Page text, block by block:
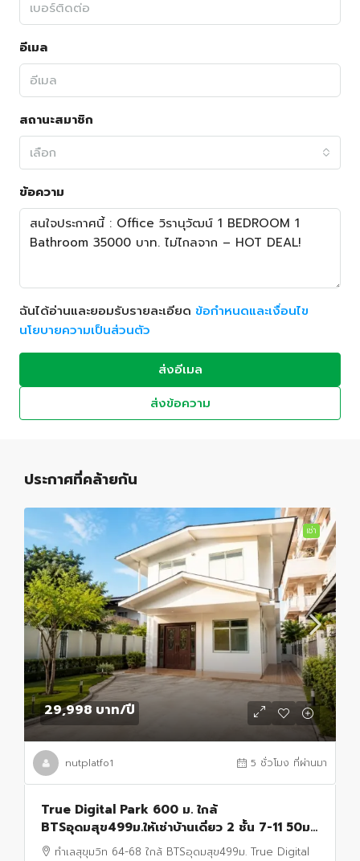
อีเมล
สถานะสมาชิก
เลือก
ข้อความ
ฉันได้อ่านและยอมรับรายละเอียด ข้อกำหนดและเงื่อนไข
นโยบายความเป็นส่วนตัว
ส่งอีเมล
ส่งข้อความ
ประกาศที่คล้ายกัน
เช่า
29,998 บาท/ปี
nutplatfo1 5 ชั่วโมง ที่ผ่านมา
True Digital Park 600 ม. ใกล้
BTSอุดมสุข499ม.ให้เช่าบ้านเดี่ยว 2 ชั้น 7-11 50ม.
52ตร.วา 210 ตร.ม.ทำเลสุขุมวิท 64-68
ทำเลสุขุมวิท 64-68 ใกล้ BTSอุดมสุข499ม. True Digital